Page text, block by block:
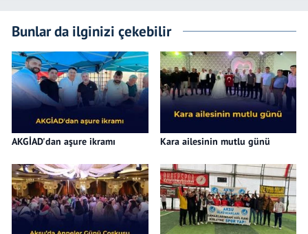
Bunlar da ilginizi çekebilir
AKGİAD'dan aşure ikramı Kara ailesinin mutlu günü